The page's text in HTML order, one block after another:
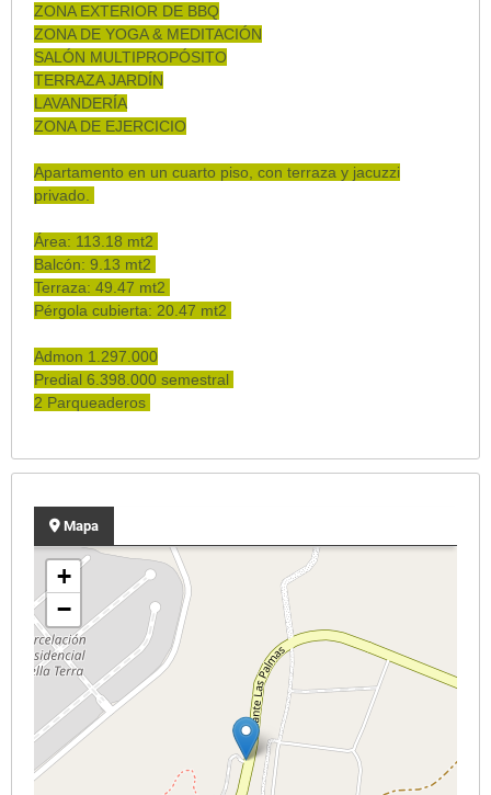
ZONA EXTERIOR DE BBQ
ZONA DE YOGA & MEDITACIÓN
SALÓN MULTIPROPÓSITO
TERRAZA JARDÍN
LAVANDERÍA
ZONA DE EJERCICIO
Apartamento en un cuarto piso, con terraza y jacuzzi
privado.
Área: 113.18 mt2
Balcón: 9.13 mt2
Terraza: 49.47 mt2
Pérgola cubierta: 20.47 mt2
Admon 1.297.000
Predial 6.398.000 semestral
2 Parqueaderos
Mapa
+
−